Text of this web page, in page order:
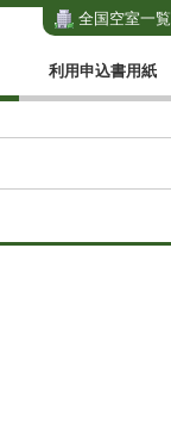
全国空室一覧
利用申込書用紙